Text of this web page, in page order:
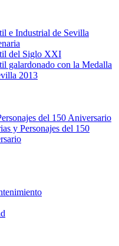
e Industrial de Sevilla
del Siglo XXI
galardonado con la Medalla
2013
del 150 Aniversario
y Personajes del 150